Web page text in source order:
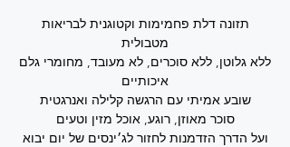
תזונה דלת פחמימות וקטוגנית לבריאות
ללא גלוטן, ללא סוכרים, לא מעובד, מחומרי גלם
ועל הדרך הזדמנות לחזור לג׳ינסים של יום יבוא